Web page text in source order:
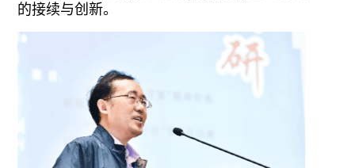
的接续与创新。